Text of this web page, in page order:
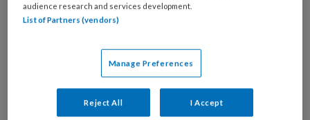
Al een account of abonnement?
mailadres?
audience research and services development.
List of Partners (vendors)
Manage Preferences
Reject All I Accept